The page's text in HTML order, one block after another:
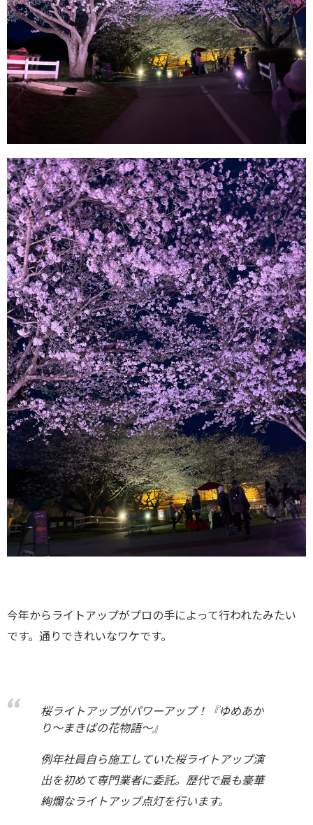
今年からライトアップがプロの手によって行われたみたい
です。通りできれいなワケです。
桜ライトアップがパワーアップ！『ゆめあか
り～まきばの花物語～』
例年社員自ら施工していた桜ライトアップ演
出を初めて専門業者に委託。歴代で最も豪華
絢爛なライトアップ点灯を行います。